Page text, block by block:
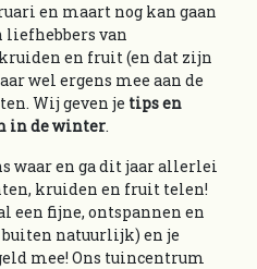
en maart nog kan gaan
van
en fruit (en dat zijn
wel ergens mee aan de
Wij geven je tips en
in de winter.
waar en ga dit jaar allerlei
kruiden en fruit telen!
een fijne, ontspannen en
natuurlijk) en je
mee! Ons tuincentrum